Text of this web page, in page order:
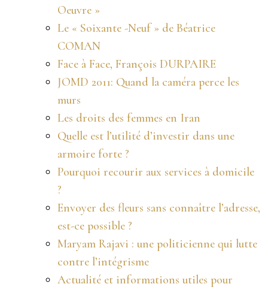
Oeuvre »
Le « Soixante -Neuf » de Béatrice
COMAN
Face à Face, François DURPAIRE
JOMD 2011: Quand la caméra perce les
murs
Les droits des femmes en Iran
Quelle est l’utilité d’investir dans une
armoire forte ?
Pourquoi recourir aux services à domicile
?
Envoyer des fleurs sans connaître l’adresse,
est-ce possible ?
Maryam Rajavi : une politicienne qui lutte
contre l’intégrisme
Actualité et informations utiles pour